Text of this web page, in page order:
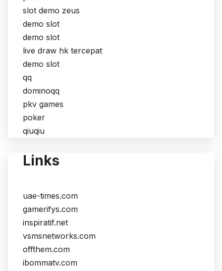
slot demo zeus
demo slot
demo slot
live draw hk tercepat
demo slot
qq
dominoqq
pkv games
poker
qiuqiu
Links
uae-times.com
gamerifys.com
inspiratif.net
vsmsnetworks.com
offthem.com
ibommatv.com